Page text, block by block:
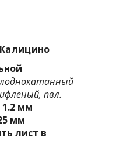
пвл.
1.2 мм
мм
лист в